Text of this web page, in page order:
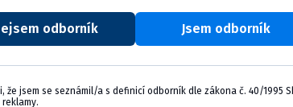
Selehold 15 mg, roztok pro
odborník Jsem odborník
že jsem se seznámil/a s definicí odborník dle zákona č. 40/1995